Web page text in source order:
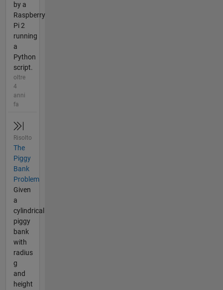
by a
Raspberry
Pi 2
running
a
Python
script.
oltre
4
anni
fa
Risolto
The
Piggy
Bank
Problem
Given
a
cylindrical
piggy
bank
with
radius
g
and
height